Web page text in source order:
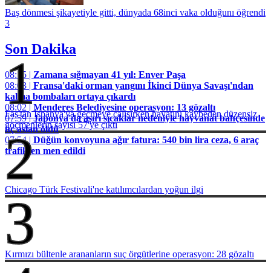
Baş dönmesi şikayetiyle gitti, dünyada 68inci vaka olduğunı öğrendi
3
Son Dakika
08:15 | Zamana sığmayan 41 yıl: Enver Paşa
08:03 | Fransa'daki orman yangını İkinci Dünya Savaşı'ndan
kalma bombaları ortaya çıkardı
08:02 |Menderes Belediyesine operasyon: 13 gözaltı
07:59 |Japonya'da aşırı sıcaklar nedeniyle hayvanat bahçesinde
üç aslan öldü
07:54 | Düğün konvoyuna ağır fatura: 540 bin lira ceza, 6 araç
trafikten men edildi
1
Fas'tan İspanya'ya geçmeye çalışırken hayatını kaybeden düzensiz
göçmenlerin sayısı 57'ye çıktı
2
Chicago Türk Festivali'ne katılımcılardan yoğun ilgi
3
Kırmızı bültenle arananların suç örgütlerine operasyon: 28 gözaltı